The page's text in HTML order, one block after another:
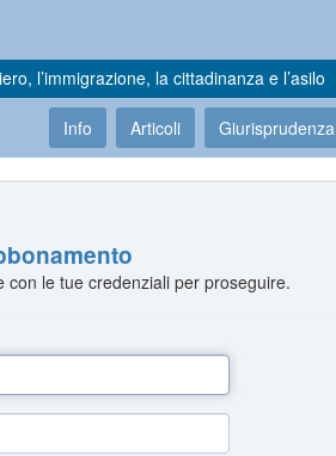
l’immigrazione, la cittadinanza e l’asilo
Info Articoli Giurisprudenza
le tue credenziali per proseguire.